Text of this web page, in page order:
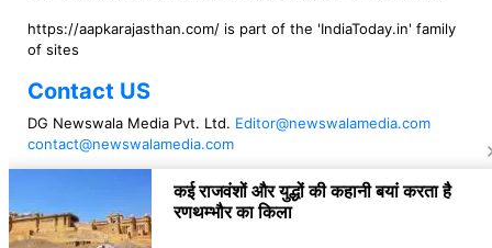
https://aapkarajasthan.com/ is part of the 'IndiaToday.in' family
of sites
Contact US
DG Newswala Media Pvt. Ltd. Editor@newswalamedia.com
contact@newswalamedia.com